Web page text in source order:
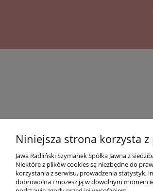
Niniejsza strona korzysta
Jawa Radliński Szymanek Spółka Jawna z
Niektóre z plików cookies są niezbędne do
korzystania z serwisu, prowadzenia statystyk,
dobrowolna i możesz ją w dowolnym